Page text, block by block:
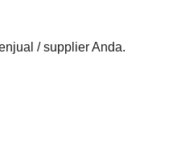
/ supplier Anda.